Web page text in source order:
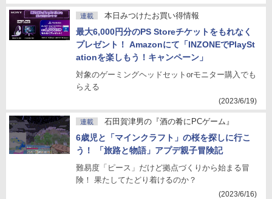
連載 本日みつけたお買い得情報
最大6,000円分のPS Storeチケットをもれなく
プレゼント！ Amazonにて「INZONEでPlaySt
ationを楽しもう！キャンペーン」
対象のゲーミングヘッドセットorモニター購入でも
らえる
(2023/6/19)
連載 石田賀津男の『酒の肴にPCゲーム』
6歳児と「マインクラフト」の桜を探しに行こ
う！ 「旅路と物語」アプデ親子冒険記
難易度「ピース」だけど拠点づくりから始まる冒
険！ 果たしてたどり着けるのか？
(2023/6/16)